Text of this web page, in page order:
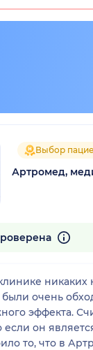
Выбор
Артромед,
никаких
очень
эффекта.
если он
то, что в